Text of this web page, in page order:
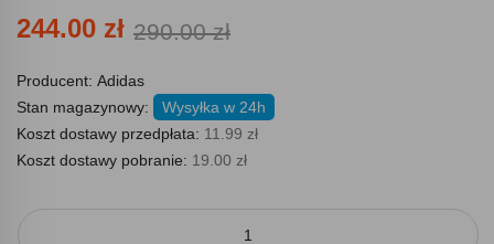
244.00 zł 290.00 zł
Producent: Adidas
Stan magazynowy:
Wysyłka w 24h
Koszt dostawy przedpłata: 11.99 zł
Koszt dostawy pobranie: 19.00 zł